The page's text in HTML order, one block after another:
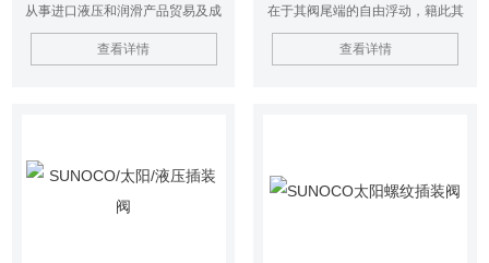
从事进口液压和润滑产品贸易及成
套系统设计制造的高科技公司。主
要从事工业液压产品的销售和售后
持着良好的业务关系 。SUNOCO/
太阳螺纹插装阀
查看详情
在于其阀尾端的自由浮动，籍此其
紧密配合的工作组件，可在阀体内
浮动，减少其对安装扭矩的敏感度
命长。
查看详情